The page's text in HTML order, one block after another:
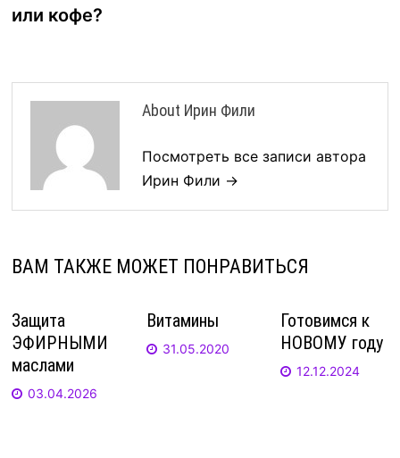
или кофе?
About Ирин Фили
Посмотреть все записи автора
Ирин Фили →
ВАМ ТАКЖЕ МОЖЕТ ПОНРАВИТЬСЯ
Защита
ЭФИРНЫМИ
маслами
03.04.2026
Витамины
31.05.2020
Готовимся к
НОВОМУ году
12.12.2024